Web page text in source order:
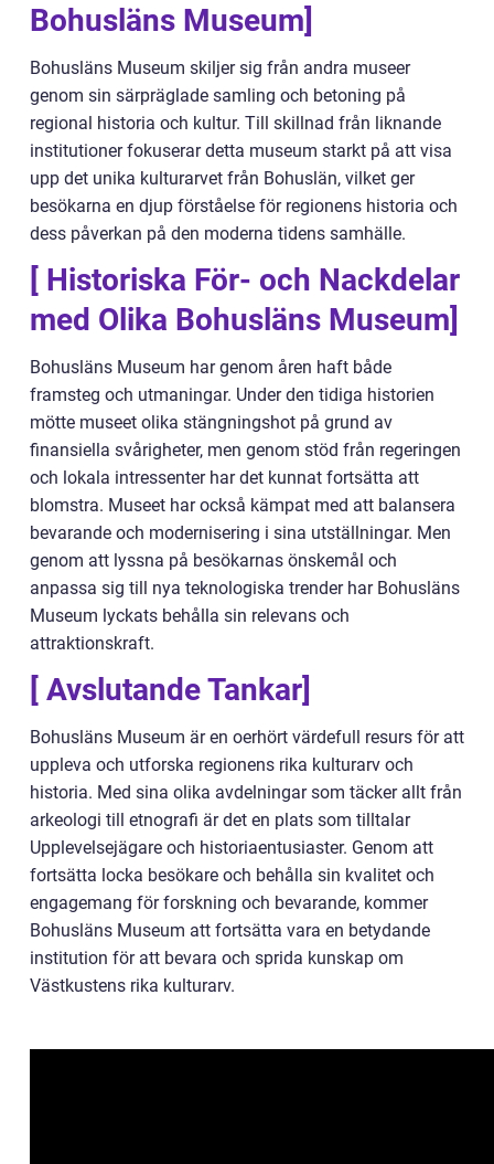
Bohusläns Museum]
Bohusläns Museum skiljer sig från andra museer
genom sin särpräglade samling och betoning på
regional historia och kultur. Till skillnad från liknande
institutioner fokuserar detta museum starkt på att visa
upp det unika kulturarvet från Bohuslän, vilket ger
besökarna en djup förståelse för regionens historia och
dess påverkan på den moderna tidens samhälle.
[ Historiska För- och Nackdelar
med Olika Bohusläns Museum]
Bohusläns Museum har genom åren haft både
framsteg och utmaningar. Under den tidiga historien
mötte museet olika stängningshot på grund av
finansiella svårigheter, men genom stöd från regeringen
och lokala intressenter har det kunnat fortsätta att
blomstra. Museet har också kämpat med att balansera
bevarande och modernisering i sina utställningar. Men
genom att lyssna på besökarnas önskemål och
anpassa sig till nya teknologiska trender har Bohusläns
Museum lyckats behålla sin relevans och
attraktionskraft.
[ Avslutande Tankar]
Bohusläns Museum är en oerhört värdefull resurs för att
uppleva och utforska regionens rika kulturarv och
historia. Med sina olika avdelningar som täcker allt från
arkeologi till etnografi är det en plats som tilltalar
Upplevelsejägare och historiaentusiaster. Genom att
fortsätta locka besökare och behålla sin kvalitet och
engagemang för forskning och bevarande, kommer
Bohusläns Museum att fortsätta vara en betydande
institution för att bevara och sprida kunskap om
Västkustens rika kulturarv.